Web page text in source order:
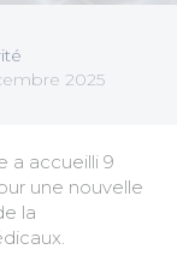
2025
a accueilli 9
une nouvelle
la